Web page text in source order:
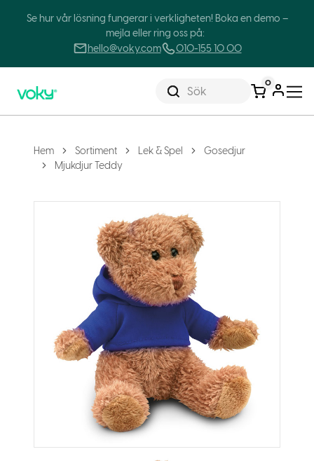
Se hur vår lösning fungerar i verkligheten! Boka en demo –
mejla eller ring oss på:
hello@voky.com
010-155 10 00
Sök
0
Hem Sortiment Lek & Spel
Gosedjur
Mjukdjur Teddy